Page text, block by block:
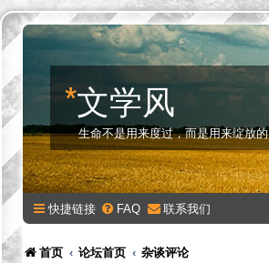
*文学风
生命不是用来度过，而是用来绽放的
快捷链接 FAQ 联系我们
首页 论坛首页 杂谈评论